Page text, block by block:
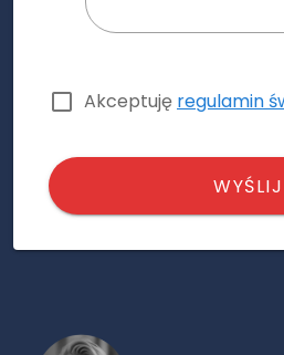
Akceptuję regulamin
WYŚLIJ